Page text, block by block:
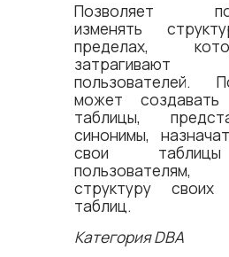
Позволяет
изменять
пределах,
пользователей.
может
таблицы,
синонимы,
свои
структуру
таблиц.
Категория DBA